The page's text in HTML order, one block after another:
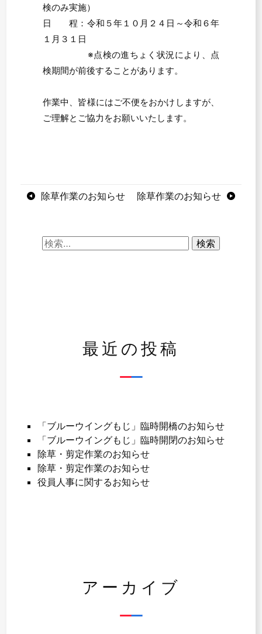
検のみ実施）
日 程：令和５年１０月２４日～令和６年
１月３１日
※点検の進ちょく状況により、点
検期間が前後することがあります。
作業中、皆様にはご不便をおかけしますが、
ご理解とご協力をお願いいたします。
投 除草作業のお知らせ 除草作業のお知らせ
検
最近の投稿
「ブルーウイングもじ」臨時開橋のお知らせ
「ブルーウイングもじ」臨時開閉のお知らせ
除草・剪定作業のお知らせ
除草・剪定作業のお知らせ
役員人事に関するお知らせ
アーカイブ